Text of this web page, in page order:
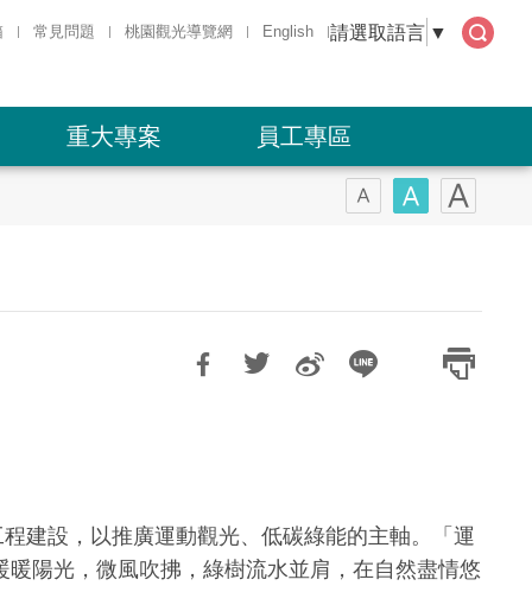
常見問題 桃園觀光導覽網 English 請選取語言 ▼
重大專案 員工專區
建設，以推廣運動觀光、低碳綠能的主軸。「運
陽光，微風吹拂，綠樹流水並肩，在自然盡情悠